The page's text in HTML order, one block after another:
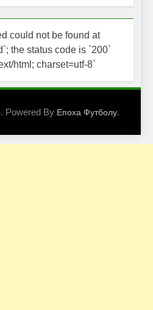
could not be found at
the status code is `200`
html; charset=utf-8`
Powered By Епоха Футболу.